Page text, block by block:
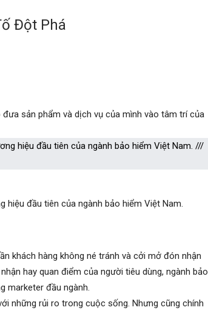
Đột Phá
đưa sản phẩm và dịch vụ của mình vào tâm trí của
hiệu đầu tiên của ngành bảo hiểm Việt Nam.
khách hàng không né tránh và cởi mở đón nhận
hay quan điểm của người tiêu dùng, ngành bảo
marketer đầu ngành.
những rủi ro trong cuộc sống. Nhưng cũng chính